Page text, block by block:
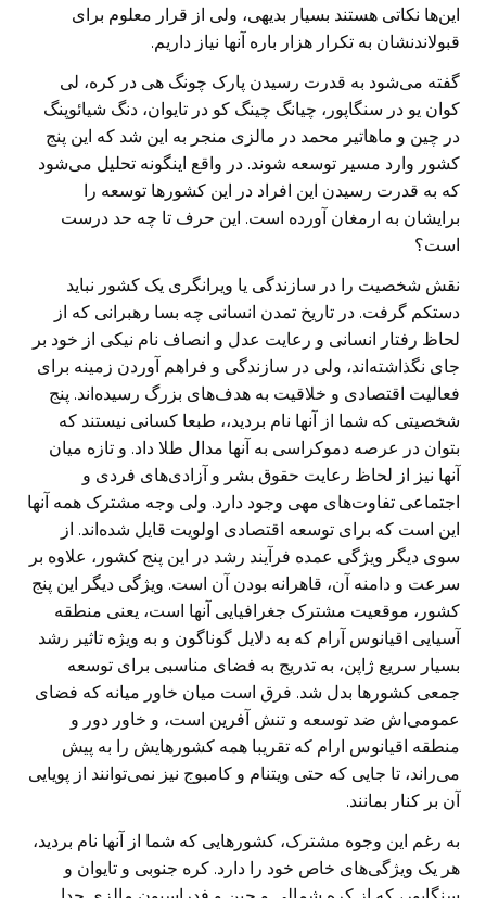
این‌ها نکاتی هستند بسیار بدیهی، ولی از قرار معلوم برای
قبولاندنشان به تکرار هزار باره آنها نیاز داریم.
گفته می‌شود به قدرت رسیدن پارک چونگ هی در کره، لی
کوان یو در سنگاپور، چیانگ چینگ کو در تایوان، دنگ شیائوپنگ
در چین و ماهاتیر محمد در مالزی منجر به این شد که این پنج
کشور وارد مسیر توسعه شوند. در واقع اینگونه تحلیل می‌شود
که به قدرت رسیدن این افراد در این کشورها توسعه را
برایشان به ارمغان آورده است. این حرف تا چه حد درست
است؟
نقش شخصیت را در سازندگی یا ویرانگری یک کشور نباید
دستکم گرفت. در تاریخ تمدن انسانی چه بسا رهبرانی که از
لحاظ رفتار انسانی و رعایت عدل و انصاف نام نیکی از خود بر
جای نگذاشته‌اند، ولی در سازندگی و فراهم آوردن زمینه برای
فعالیت اقتصادی و خلاقیت به هدف‌های بزرگ رسیده‌اند. پنج
شخصیتی که شما از آنها نام بردید،، طبعا کسانی نیستند که
بتوان در عرصه دموکراسی به آنها مدال طلا داد. و تازه میان
آنها نیز از لحاظ رعایت حقوق بشر و آزادی‌های فردی و
اجتماعی تفاوت‌های مهی وجود دارد. ولی وجه مشترک همه آنها
این است که برای توسعه اقتصادی اولویت قایل شده‌اند. از
سوی دیگر ویژگی عمده فرآیند رشد در این پنج کشور، علاوه بر
سرعت و دامنه آن، قاهرانه بودن آن است. ویژگی دیگر این پنج
کشور، موقعیت مشترک جغرافیایی آنها است، یعنی منطقه
آسیایی اقیانوس آرام که به دلایل گوناگون و به ویژه تاثیر رشد
بسیار سریع ژاپن، به تدریج به فضای مناسبی برای توسعه
جمعی کشور‌ها بدل شد. فرق است میان خاور میانه که فضای
عمومی‌اش ضد توسعه و تنش آفرین است، و خاور دور و
منطقه اقیانوس ارام که تقریبا همه کشور‌هایش را به پیش
می‌راند، تا جایی که حتی ویتنام و کامبوج نیز نمی‌توانند از پویایی
آن بر کنار بمانند.
به رغم این وجوه مشترک، کشور‌هایی که شما از آنها نام بردید،
هر یک ویژگی‌های خاص خود را دارد. کره جنوبی و تایوان و